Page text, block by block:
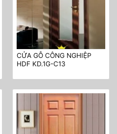
CỬA GỖ CÔNG NGHIỆP
HDF KD.1G-C13